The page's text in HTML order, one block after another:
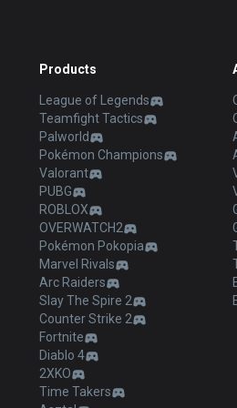
Products
League of Legends
Teamfight Tactics
Palworld
Pokémon Champions
Valorant
PUBG
ROBLOX
OVERWATCH2
Pokémon Pokopia
Marvel Rivals
Arc Raiders
Slay The Spire 2
Counter Strike 2
Fortnite
Diablo 4
2XKO
Time Takers